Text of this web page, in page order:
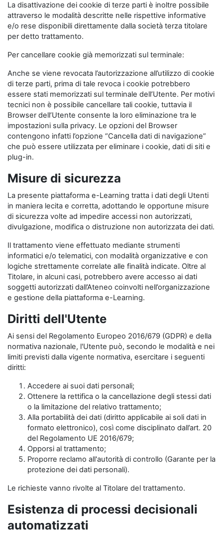
La disattivazione dei cookie di terze parti è inoltre possibile
attraverso le modalità descritte nelle rispettive informative
e/o rese disponibili direttamente dalla società terza titolare
per detto trattamento.
Per cancellare cookie già memorizzati sul terminale:
Anche se viene revocata l’autorizzazione all’utilizzo di cookie
di terze parti, prima di tale revoca i cookie potrebbero
essere stati memorizzati sul terminale dell’Utente. Per motivi
tecnici non è possibile cancellare tali cookie, tuttavia il
Browser dell’Utente consente la loro eliminazione tra le
impostazioni sulla privacy. Le opzioni del Browser
contengono infatti l’opzione “Cancella dati di navigazione”
che può essere utilizzata per eliminare i cookie, dati di siti e
plug-in.
Misure di sicurezza
La presente piattaforma e-Learning tratta i dati degli Utenti
in maniera lecita e corretta, adottando le opportune misure
di sicurezza volte ad impedire accessi non autorizzati,
divulgazione, modifica o distruzione non autorizzata dei dati.
Il trattamento viene effettuato mediante strumenti
informatici e/o telematici, con modalità organizzative e con
logiche strettamente correlate alle finalità indicate. Oltre al
Titolare, in alcuni casi, potrebbero avere accesso ai dati
soggetti autorizzati dall’Ateneo coinvolti nell’organizzazione
e gestione della piattaforma e-Learning.
Diritti dell'Utente
Ai sensi del Regolamento Europeo 2016/679 (GDPR) e della
normativa nazionale, l'Utente può, secondo le modalità e nei
limiti previsti dalla vigente normativa, esercitare i seguenti
diritti:
Accedere ai suoi dati personali;
Ottenere la rettifica o la cancellazione degli stessi dati
o la limitazione del relativo trattamento;
Alla portabilità dei dati (diritto applicabile ai soli dati in
formato elettronico), così come disciplinato dall’art. 20
del Regolamento UE 2016/679;
Opporsi al trattamento;
Proporre reclamo all'autorità di controllo (Garante per la
protezione dei dati personali).
Le richieste vanno rivolte al Titolare del trattamento.
Esistenza di processi decisionali
automatizzati